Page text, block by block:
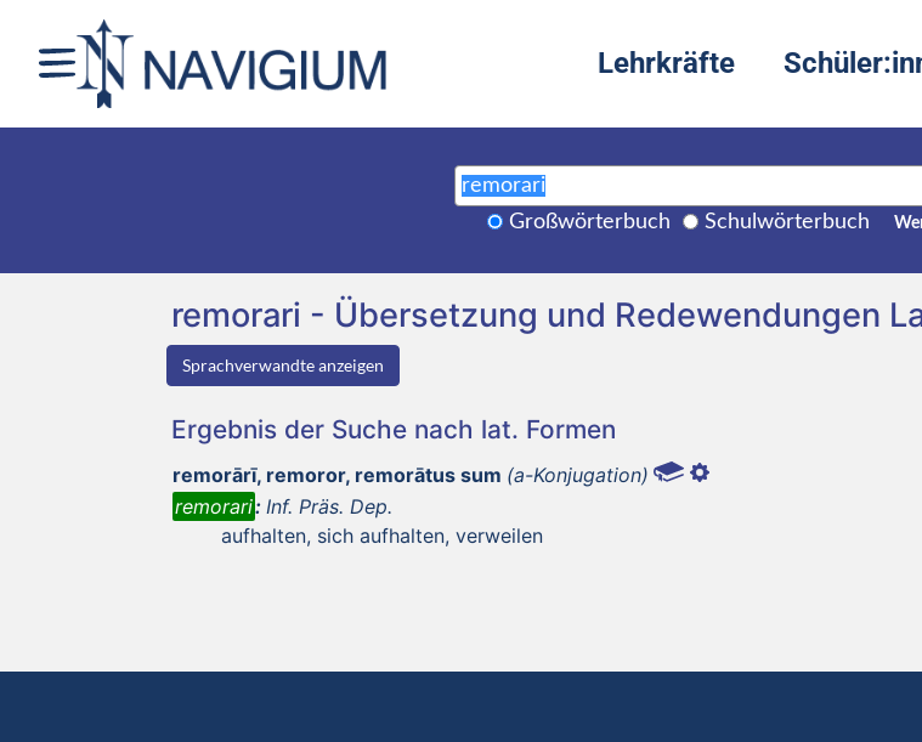
Lehrkräfte
Großwörterbuch Schulwörterbuch
remorari - Übersetzung und Redewendungen
Sprachverwandte anzeigen
Ergebnis der Suche nach lat. Formen
remorārī, remoror, remorātus sum (a-Konjugation)
remorari: Inf. Präs. Dep.
aufhalten, sich aufhalten, verweilen